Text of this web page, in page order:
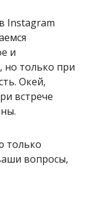
Instagram
и
но только при
Окей,
встрече
только
вопросы,